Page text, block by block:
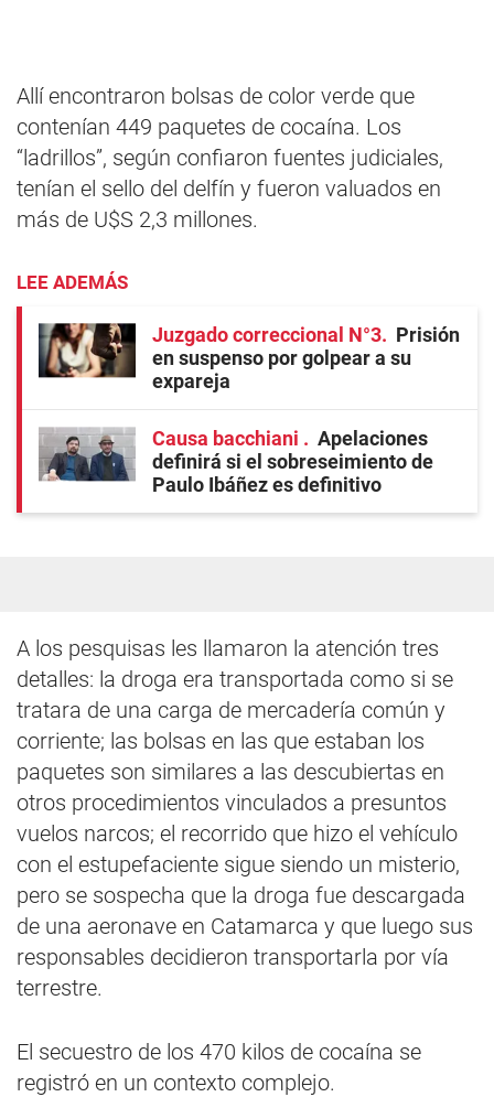
Allí encontraron bolsas de color verde que
contenían 449 paquetes de cocaína. Los
“ladrillos”, según confiaron fuentes judiciales,
tenían el sello del delfín y fueron valuados en
más de U$S 2,3 millones.
LEE ADEMÁS
Juzgado correccional N°3
Prisión
en suspenso por golpear a su
expareja
Causa bacchiani
Apelaciones
definirá si el sobreseimiento de
Paulo Ibáñez es definitivo
A los pesquisas les llamaron la atención tres
detalles: la droga era transportada como si se
tratara de una carga de mercadería común y
corriente; las bolsas en las que estaban los
paquetes son similares a las descubiertas en
otros procedimientos vinculados a presuntos
vuelos narcos; el recorrido que hizo el vehículo
con el estupefaciente sigue siendo un misterio,
pero se sospecha que la droga fue descargada
de una aeronave en Catamarca y que luego sus
responsables decidieron transportarla por vía
terrestre.
El secuestro de los 470 kilos de cocaína se
registró en un contexto complejo.